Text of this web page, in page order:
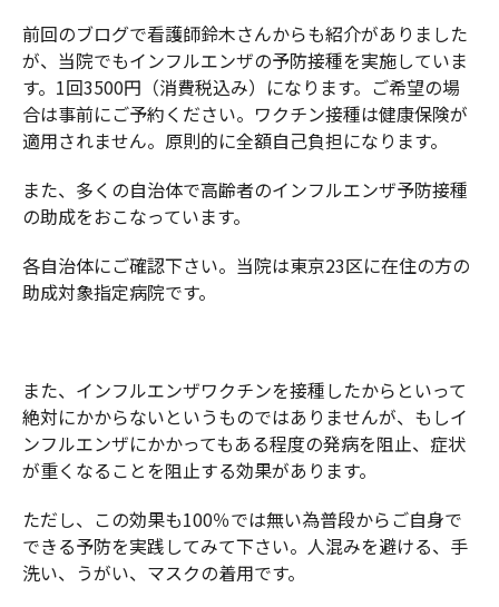
前回のブログで看護師鈴木さんからも紹介がありました
が、当院でもインフルエンザの予防接種を実施していま
す。1回3500円（消費税込み）になります。ご希望の場
合は事前にご予約ください。ワクチン接種は健康保険が
適用されません。原則的に全額自己負担になります。
また、多くの自治体で高齢者のインフルエンザ予防接種
の助成をおこなっています。
各自治体にご確認下さい。当院は東京23区に在住の方の
助成対象指定病院です。
また、インフルエンザワクチンを接種したからといって
絶対にかからないというものではありませんが、もしイ
ンフルエンザにかかってもある程度の発病を阻止、症状
が重くなることを阻止する効果があります。
ただし、この効果も100％では無い為普段からご自身で
できる予防を実践してみて下さい。人混みを避ける、手
洗い、うがい、マスクの着用です。